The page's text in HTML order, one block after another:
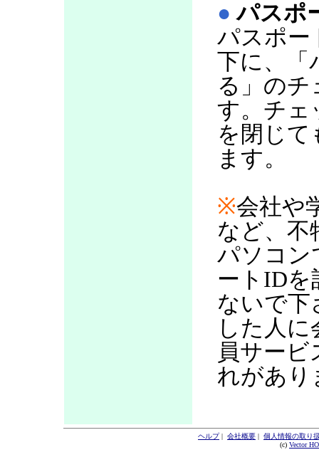
● パスポ
パスポー
下に、「
る」の
す。チェ
を閉じて
ます。
※会社や
など、不
パソコン
ートIDを
ないで下
した人
員サー
れがあり
ヘルプ| 会社概要 | 個人情報の取り
(c) Vector